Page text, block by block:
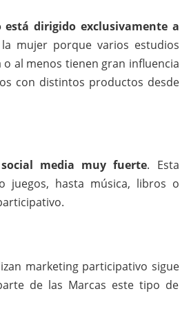
dirigido exclusivamente a
mujer porque varios estudios
al menos tienen gran influencia
con distintos productos desde
media muy fuerte. Esta
juegos, hasta música, libros o
marketing participativo sigue
de las Marcas este tipo de